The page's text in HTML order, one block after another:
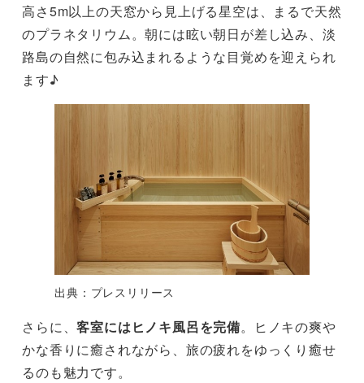
高さ5m以上の天窓から見上げる星空は、まるで天然
のプラネタリウム。朝には眩い朝日が差し込み、淡
路島の自然に包み込まれるような目覚めを迎えられ
ます♪
出典：プレスリリース
さらに、客室にはヒノキ風呂を完備。ヒノキの爽や
かな香りに癒されながら、旅の疲れをゆっくり癒せ
るのも魅力です。